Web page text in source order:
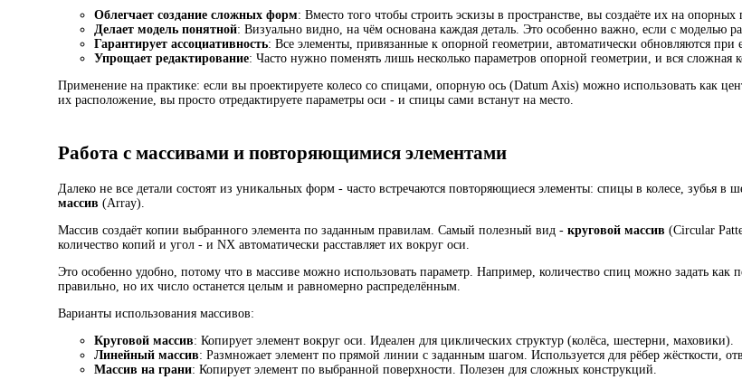
Облегчает создание сложных форм: Вместо того чтобы строить эскизы в пространстве, вы создаёте их на опорных
Делает модель понятной: Визуально видно, на чём основана каждая деталь. Это особенно важно, если с моделью
Гарантирует ассоциативность: Все элементы, привязанные к опорной геометрии, автоматически обновляются при
Упрощает редактирование: Часто нужно поменять лишь несколько параметров опорной геометрии, и вся сложная
Применение на практике: если вы проектируете колесо со спицами, опорную ось (Datum Axis) можно использовать как
их расположение, вы просто отредактируете параметры оси - и спицы сами встанут на место.
Работа с массивами и повторяющимися элементами
Далеко не все детали состоят из уникальных форм - часто встречаются повторяющиеся элементы: спицы в колесе, зубья в
массив (Array).
Массив создаёт копии выбранного элемента по заданным правилам. Самый полезный вид - круговой массив (Circular
количество копий и угол - и NX автоматически расставляет их вокруг оси.
Это особенно удобно, потому что в массиве можно использовать параметр. Например, количество спиц можно задать
правильно, но их число останется целым и равномерно распределённым.
Варианты использования массивов:
Круговой массив: Копирует элемент вокруг оси. Идеален для циклических структур (колёса, шестерни, маховики).
Линейный массив: Размножает элемент по прямой линии с заданным шагом. Используется для рёбер жёсткости,
Массив на грани: Копирует элемент по выбранной поверхности. Полезен для сложных конструкций.